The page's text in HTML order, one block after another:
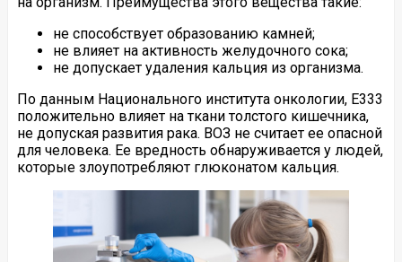
не способствует образованию камней;
не влияет на активность желудочного сока;
не допускает удаления кальция из организма.
По данным Национального института онкологии, Е333
положительно влияет на ткани толстого кишечника,
не допуская развития рака. ВОЗ не считает ее опасной
для человека. Ее вредность обнаруживается у людей,
которые злоупотребляют глюконатом кальция.